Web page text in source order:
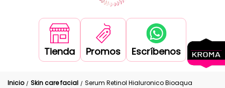
Tienda Promos Escríbenos
Inicio / Skin care facial / Serum Retinol Hialuronico Bioaqua